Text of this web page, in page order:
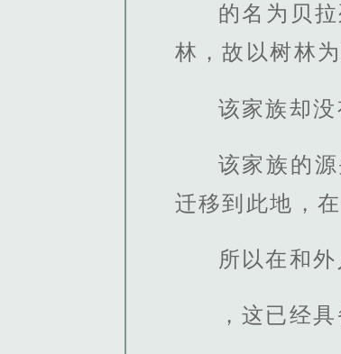
的名为贝
林，故以树林为
该家族却
该家族的
迁移到此地，
所以在和
，这已经